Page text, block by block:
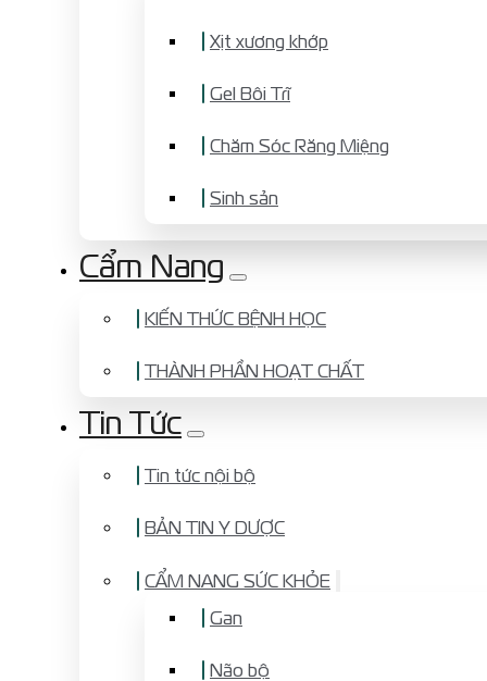
Xịt xương khớp
Gel Bôi Trĩ
Chăm Sóc Răng Miệng
Sinh sản
Cẩm Nang
KIẾN THỨC BỆNH HỌC
THÀNH PHẦN HOẠT CHẤT
Tin Tức
Tin tức nội bộ
BẢN TIN Y DƯỢC
CẨM NANG SỨC KHỎE
Gan
Não bộ